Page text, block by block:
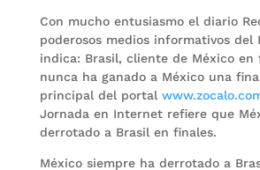
Con mucho entusiasmo el diario
poderosos medios informativos del
indica: Brasil, cliente de México en
nunca ha ganado a México una
principal del portal
Jornada en Internet refiere que
derrotado a Brasil en finales.
México siempre ha derrotado a